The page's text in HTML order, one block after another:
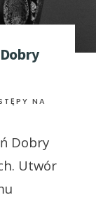
NA
Dobry
Utwór